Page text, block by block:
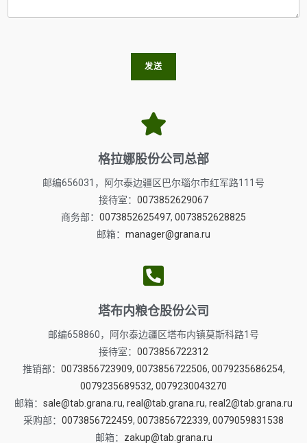
发送
格拉娜股份公司总部
邮编656031，阿尔泰边疆区巴尔瑙尔市红军路111号
接待室： 0073852629067
商务部： 0073852625497, 0073852628825
邮箱： manager@grana.ru
塔布内粮仓股份公司
邮编658860，阿尔泰边疆区塔布内镇莫斯科路1号
接待室： 0073856722312
推销部： 0073856723909, 0073856722506, 0079235686254,
0079235689532, 0079230043270
邮箱： sale@tab.grana.ru, real@tab.grana.ru, real2@tab.grana.ru
采购部： 0073856722459, 0073856722339, 0079059831538
邮箱： zakup@tab.grana.ru